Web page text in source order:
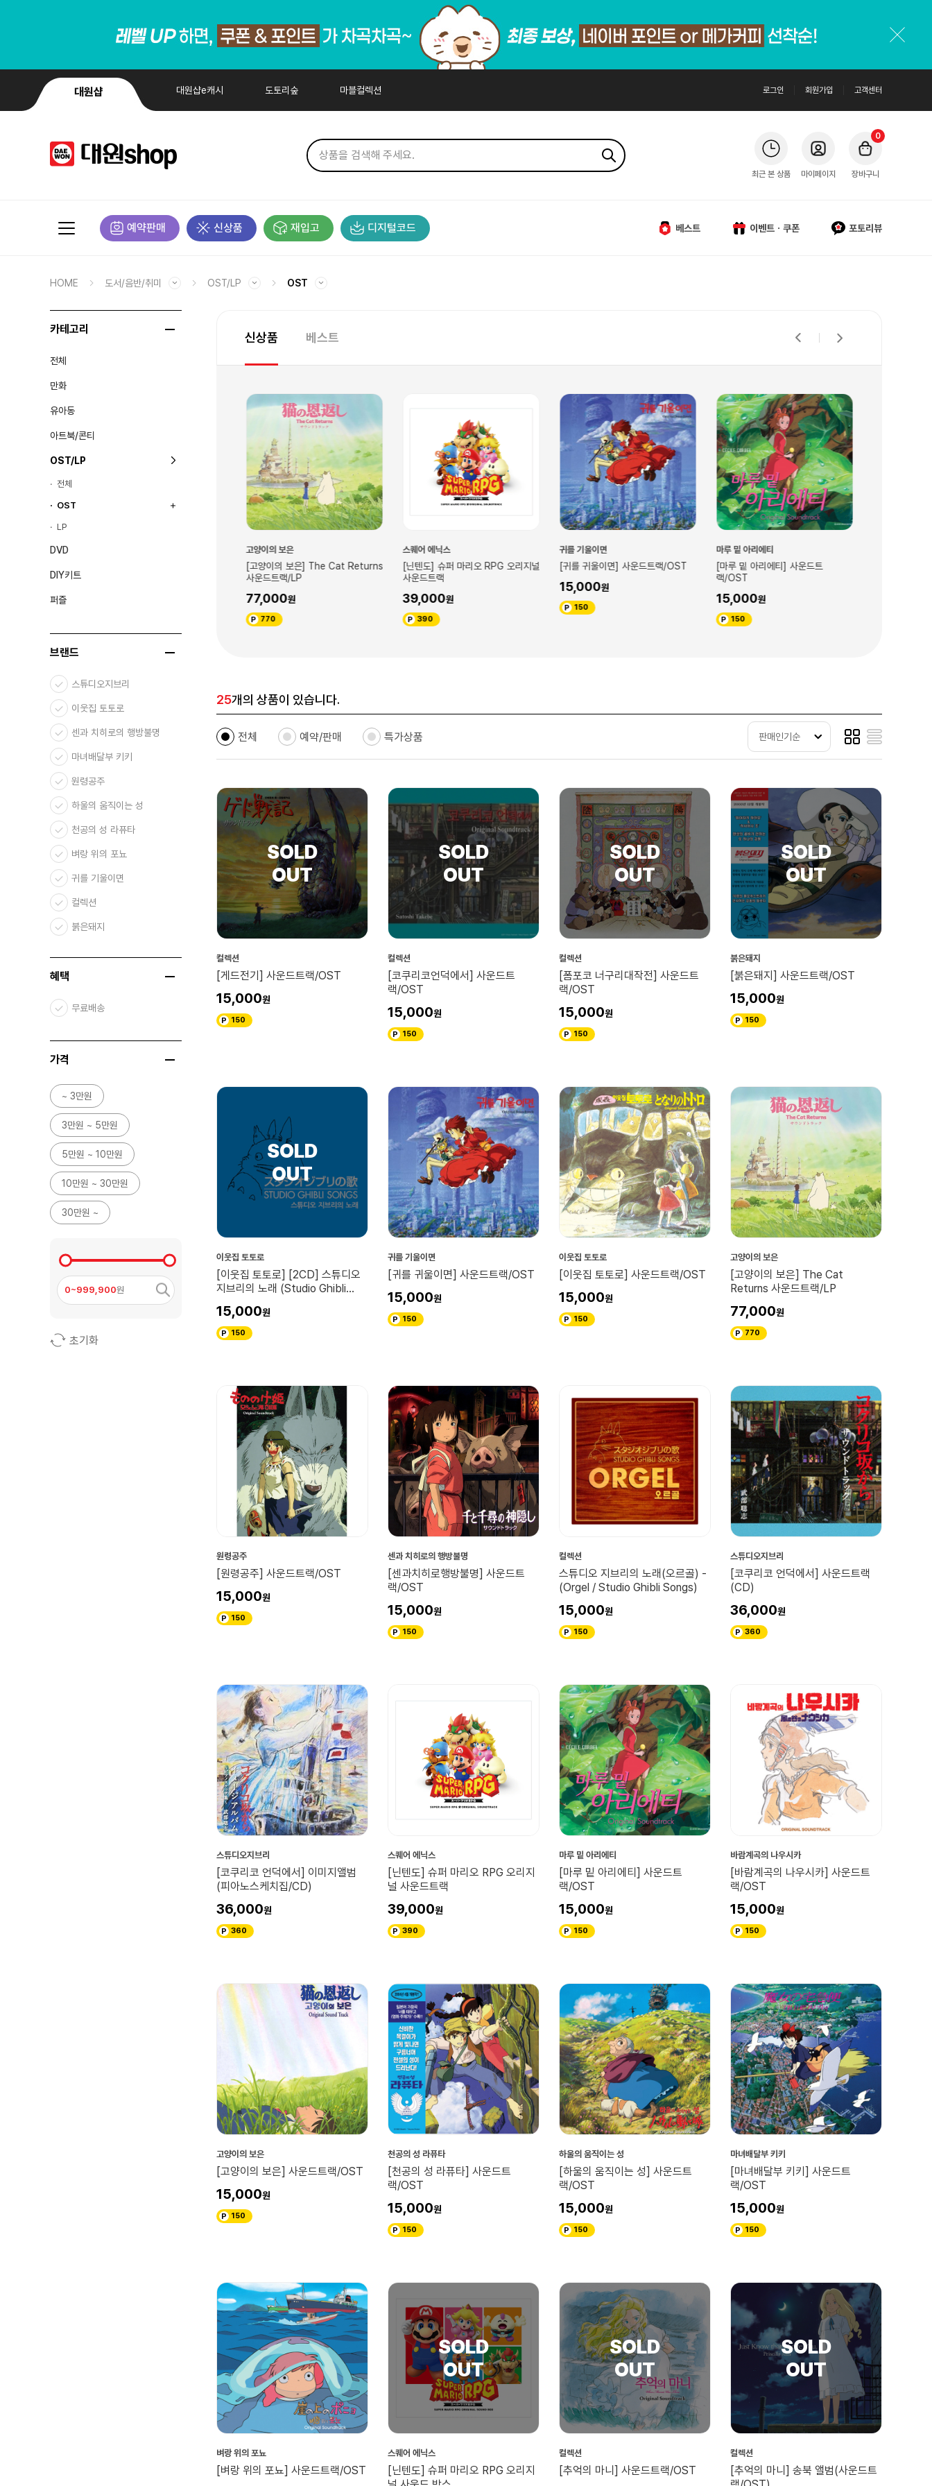
대원샵 대원샵e캐시 도토리숲 마블컬렉션 로그인 회원가입 고객센터
최근 본 상품 마이페이지 장바구니
0
예약판매 신상품 재입고 디지털코드 베스트 이벤트ㆍ쿠폰 포토리뷰
HOME 도서/음반/취미 OST/LP OST
카테고리
전체
만화
유아동
아트북/콘티
OST/LP
전체
OST
LP
DVD
DIY키트
퍼즐
브랜드
스튜디오지브리
이웃집 토토로
센과 치히로의 행방불명
마녀배달부 키키
원령공주
하울의 움직이는 성
천공의 성 라퓨타
벼랑 위의 포뇨
귀를 기울이면
컬렉션
붉은돼지
혜택
무료배송
가격
~ 3만원
3만원 ~ 5만원
5만원 ~ 10만원
10만원 ~ 30만원
30만원 ~
0~999,900원
초기화
신상품 베스트
고양이의 보은
[고양이의 보은] The Cat Returns
사운드트랙/LP
77,000
770
스퀘어 에닉스
[닌텐도] 슈퍼 마리오 RPG 오리지널
사운드트랙
39,000
390
귀를 기울이면
[귀를 귀울이면] 사운드트랙/OST
15,000
150
마루 밑 아리에티
[마루 밑 아리에티] 사운드트
랙/OST
15,000
150
25개의 상품이 있습니다.
전체 예약/판매 특가상품 판매인기순
컬렉션
[게드전기] 사운드트랙/OST
15,000
150
컬렉션
[코쿠리코언덕에서] 사운드트
랙/OST
15,000
150
컬렉션
[폼포코 너구리대작전] 사운드트
랙/OST
15,000
150
붉은돼지
[붉은돼지] 사운드트랙/OST
15,000
150
이웃집 토토로
[이웃집 토토로] [2CD] 스튜디오
지브리의 노래 (Studio Ghibli
15,000
150
귀를 기울이면
[귀를 귀울이면] 사운드트랙/OST
15,000
150
이웃집 토토로
[이웃집 토토로] 사운드트랙/OST
15,000
150
고양이의 보은
[고양이의 보은] The Cat
Returns 사운드트랙/LP
77,000
770
원령공주
[원령공주] 사운드트랙/OST
15,000
150
센과 치히로의 행방불명
[센과치히로행방불명] 사운드트
랙/OST
15,000
150
컬렉션
스튜디오 지브리의 노래(오르골) -
(Orgel / Studio Ghibli Songs)
15,000
150
스튜디오지브리
[코쿠리코 언덕에서] 사운드트랙
(CD)
36,000
360
스튜디오지브리
[코쿠리코 언덕에서] 이미지앨범
(피아노스케치집/CD)
36,000
360
스퀘어 에닉스
[닌텐도] 슈퍼 마리오 RPG 오리지
널 사운드트랙
39,000
390
마루 밑 아리에티
[마루 밑 아리에티] 사운드트
랙/OST
15,000
150
바람계곡의 나우시카
[바람계곡의 나우시카] 사운드트
랙/OST
15,000
150
고양이의 보은
[고양이의 보은] 사운드트랙/OST
15,000
150
천공의 성 라퓨타
[천공의 성 라퓨타] 사운드트
랙/OST
15,000
150
하울의 움직이는 성
[하울의 움직이는 성] 사운드트
랙/OST
15,000
150
마녀배달부 키키
[마녀배달부 키키] 사운드트
랙/OST
15,000
150
벼랑 위의 포뇨
[벼랑 위의 포뇨] 사운드트랙/OST
스퀘어 에닉스
[닌텐도] 슈퍼 마리오 RPG 오리지
컬렉션
[추억의 마니] 사운드트랙/OST
컬렉션
[추억의 마니] 송북 앨범(사운드트